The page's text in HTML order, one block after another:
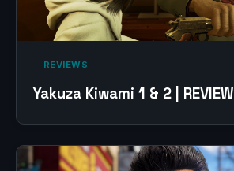
‎ REVIEWS‎
Yakuza Kiwami 1 & 2 | REVIEW